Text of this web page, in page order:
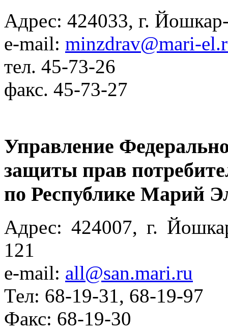
Адрес: 424033, г.
e-mail: minzdrav@mari-
тел. 45-73-26
факс. 45-73-27
Управление
защиты прав
по Республике Марий
Адрес: 424007, г.
121
e-mail: all@san.mari.ru
Тел: 68-19-31, 68-19-97
Факс: 68-19-30